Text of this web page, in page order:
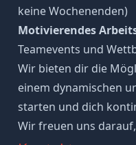
keine Wochenenden)
Motivierendes
Teamevents und
Wir bieten dir die
einem dynamischen
starten und dich
Wir freuen uns